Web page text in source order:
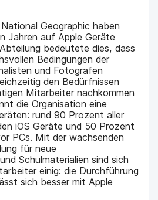
Geographic haben
Jahren auf Apple Geräte
bedeutete dies, dass
Bedingungen der
und Fotografen
den Bedürfnissen
Mitarbeiter nachkommen
die Organisation eine
rund 90 Prozent aller
iOS Geräte und 50 Prozent
PCs. Mit der wachsenden
für neue
Schulmaterialien sind sich
einig: die Durchführung
sich besser mit Apple